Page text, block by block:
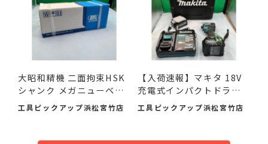
大昭和精機 二面拘束HSK
シャンク メガニューベビ
ー...
工具ピックアップ浜松宮竹店
【入荷速報】マキタ 18V
充電式インパクトドライ
バ...
工具ピックアップ浜松宮竹店